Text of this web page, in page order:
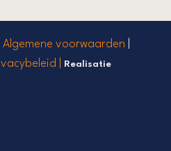
Algemene voorwaarden
|
Realisatie